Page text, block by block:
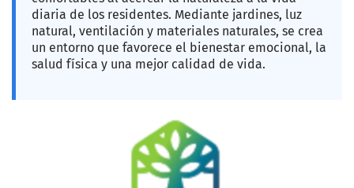
diaria de los residentes. Mediante jardines, luz
natural, ventilación y materiales naturales, se crea
un entorno que favorece el bienestar emocional, la
salud física y una mejor calidad de vida.